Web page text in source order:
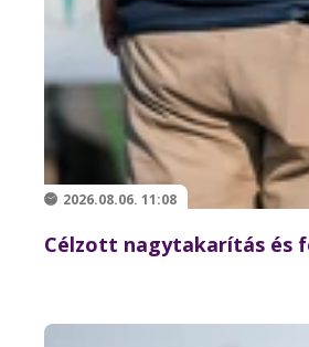
2026.08.06. 11:08
Célzott nagytakarítás és